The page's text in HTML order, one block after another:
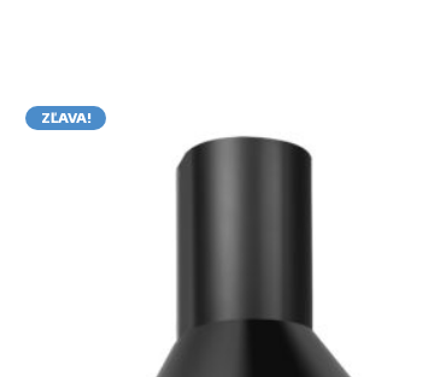
ZĽAVA!